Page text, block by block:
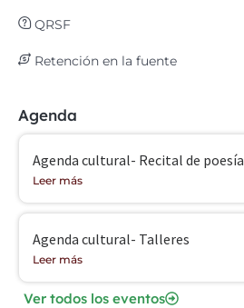
QRSF
Retención en la fuente
Agenda
Agenda cultural- Recital de poesía
Leer más
Agenda cultural- Talleres
Leer más
Ver todos los eventos